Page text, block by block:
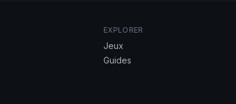
EXPLORER
Jeux
Guides